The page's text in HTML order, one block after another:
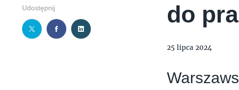
Udostępnij
do
25 lipca 2024